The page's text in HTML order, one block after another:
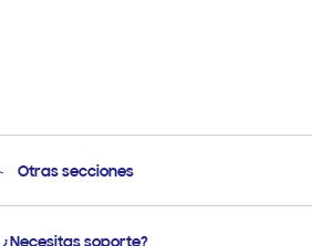
Otras secciones